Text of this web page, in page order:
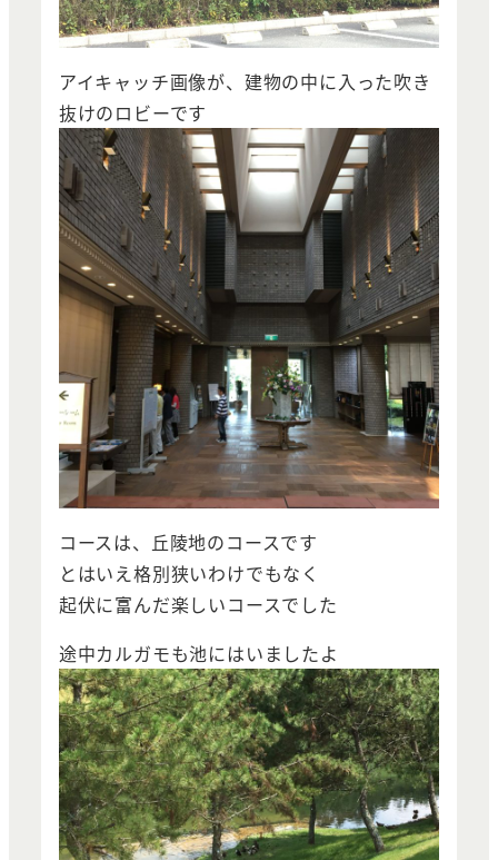
アイキャッチ画像が、建物の中に入った吹き
抜けのロビーです
コースは、丘陵地のコースです
とはいえ格別狭いわけでもなく
起伏に富んだ楽しいコースでした
途中カルガモも池にはいましたよ